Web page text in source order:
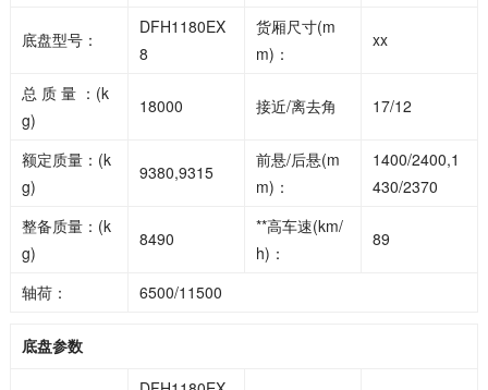
底盘型号：
DFH1180EX
8
货厢尺寸(m
m)：
xx
总 质 量 ：(k
g)
18000 接近/离去角 17/12
额定质量：(k
g)
9380,9315
前悬/后悬(m
m)：
1400/2400,1
430/2370
整备质量：(k
g)
8490
**高车速(km/
h)：
89
轴荷： 6500/11500
底盘参数